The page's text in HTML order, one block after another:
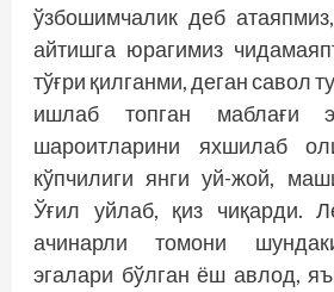
ўзбошимчалик деб
айтишга юрагимиз
тўғри қилганми, деган савол
ишлаб топган маблағи
шароитларини яхшилаб
кўпчилиги янги уй-жой,
Ўғил уйлаб, қиз чиқарди.
ачинарли томони
эгалари бўлган ёш авлод,